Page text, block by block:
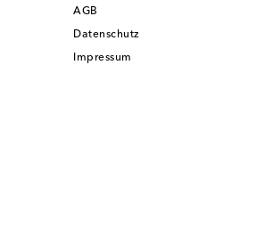
AGB
Datenschutz
Impressum